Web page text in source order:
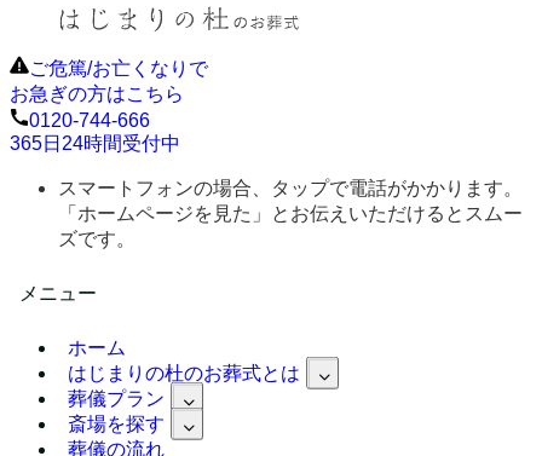
ご危篤/お亡くなりで
お急ぎの方はこちら
0120-744-666
365日24時間受付中
スマートフォンの場合、タップで電話がかかります。
「ホームページを見た」とお伝えいただけるとスムー
ズです。
メニュー
ホーム
はじまりの杜のお葬式とは
葬儀プラン
斎場を探す
葬儀の流れ